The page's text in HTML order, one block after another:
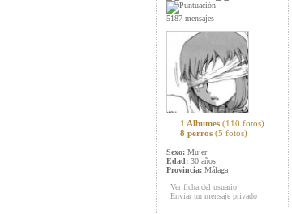
5187 mensajes
1 Albumes (110 fotos)
8 perros (5 fotos)
Sexo: Mujer
Edad: 30 años
Provincia: Málaga
Ver ficha del usuario
Enviar un mensaje privado